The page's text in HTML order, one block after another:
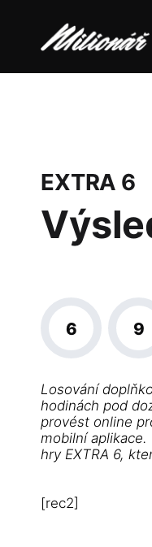
EXTRA 6
6 9
Losování
hodinách pod
provést online
mobilní
hry EXTRA 6,
[rec2]